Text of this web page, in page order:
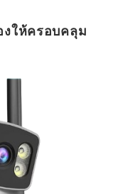
ให้ครอบคลุม